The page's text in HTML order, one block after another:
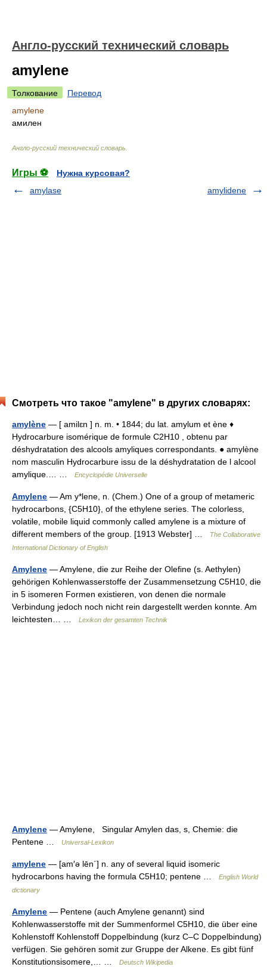
Англо-русский технический словарь
amylene
Толкование
Перевод
amylene
амилен
Англо-русский технический словарь
Игры ⚽
Нужна курсовая?
amylase
amylidene
Смотреть что такое "amylene" в других словарях:
amylène — [ amilɛn ] n. m. • 1844; du lat. amylum et ène ♦
Hydrocarbure isomérique de formule C2H10 , obtenu par
déshydratation des alcools amyliques correspondants. ● amylène
nom masculin Hydrocarbure issu de la déshydratation de l alcool
amylique.… …
Encyclopédie Universelle
Amylene — Am y*lene, n. (Chem.) One of a group of metameric
hydrocarbons, {C5H10}, of the ethylene series. The colorless,
volatile, mobile liquid commonly called amylene is a mixture of
different members of the group. [1913 Webster] …
The Collaborative
International Dictionary of English
Amylene — Amylene, die zur Reihe der Olefine (s. Aethylen)
gehörigen Kohlenwasserstoffe der Zusammensetzung C5H10, die
in 5 isomeren Formen existieren, von denen die normale
Verbindung jedoch noch nicht rein dargestellt werden konnte. Am
leichtesten… …
Lexikon der gesamten Technik
Amylene — Amylene, Singular Amylen das, s, Chemie: die
Pentene …
Universal-Lexikon
amylene — [am′ə lēn΄] n. any of several liquid isomeric
hydrocarbons having the formula C5H10; pentene …
English World
dictionary
Amylene — Pentene (auch Amylene genannt) sind
Kohlenwasserstoffe mit der Summenformel C5H10, die über eine
Kohlenstoff Kohlenstoff Doppelbindung (kurz C–C Doppelbindung)
verfügen. Sie gehören somit zur Gruppe der Alkene. Es gibt fünf
Konstitutionsisomere,… …
Deutsch Wikipedia